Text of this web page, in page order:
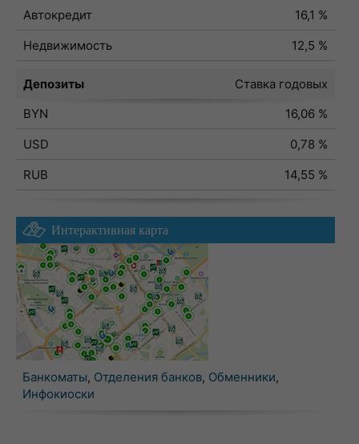
Автокредит
16,1 %
Недвижимость
12,5 %
Депозиты
Ставка годовых
BYN
16,06 %
USD
0,78 %
RUB
14,55 %
Интерактивная карта
Банкоматы, Отделения банков, Обменники,
Инфокиоски